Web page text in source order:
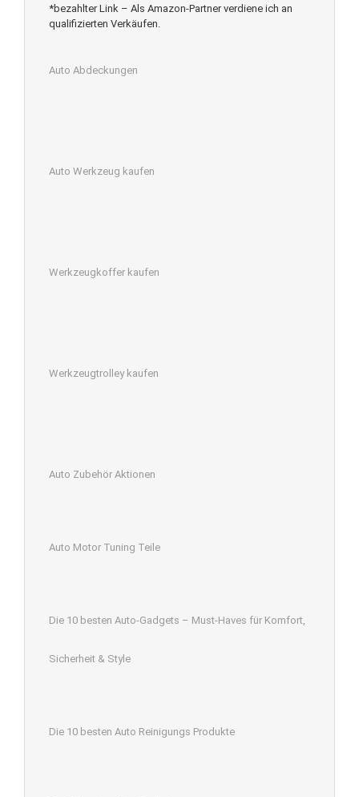
*bezahlter Link – Als Amazon-Partner verdiene ich an
qualifizierten Verkäufen.
Auto Abdeckungen
Auto Werkzeug kaufen
Werkzeugkoffer kaufen
Werkzeugtrolley kaufen
Auto Zubehör Aktionen
Auto Motor Tuning Teile
Die 10 besten Auto-Gadgets – Must-Haves für Komfort,
Sicherheit & Style
Die 10 besten Auto Reinigungs Produkte